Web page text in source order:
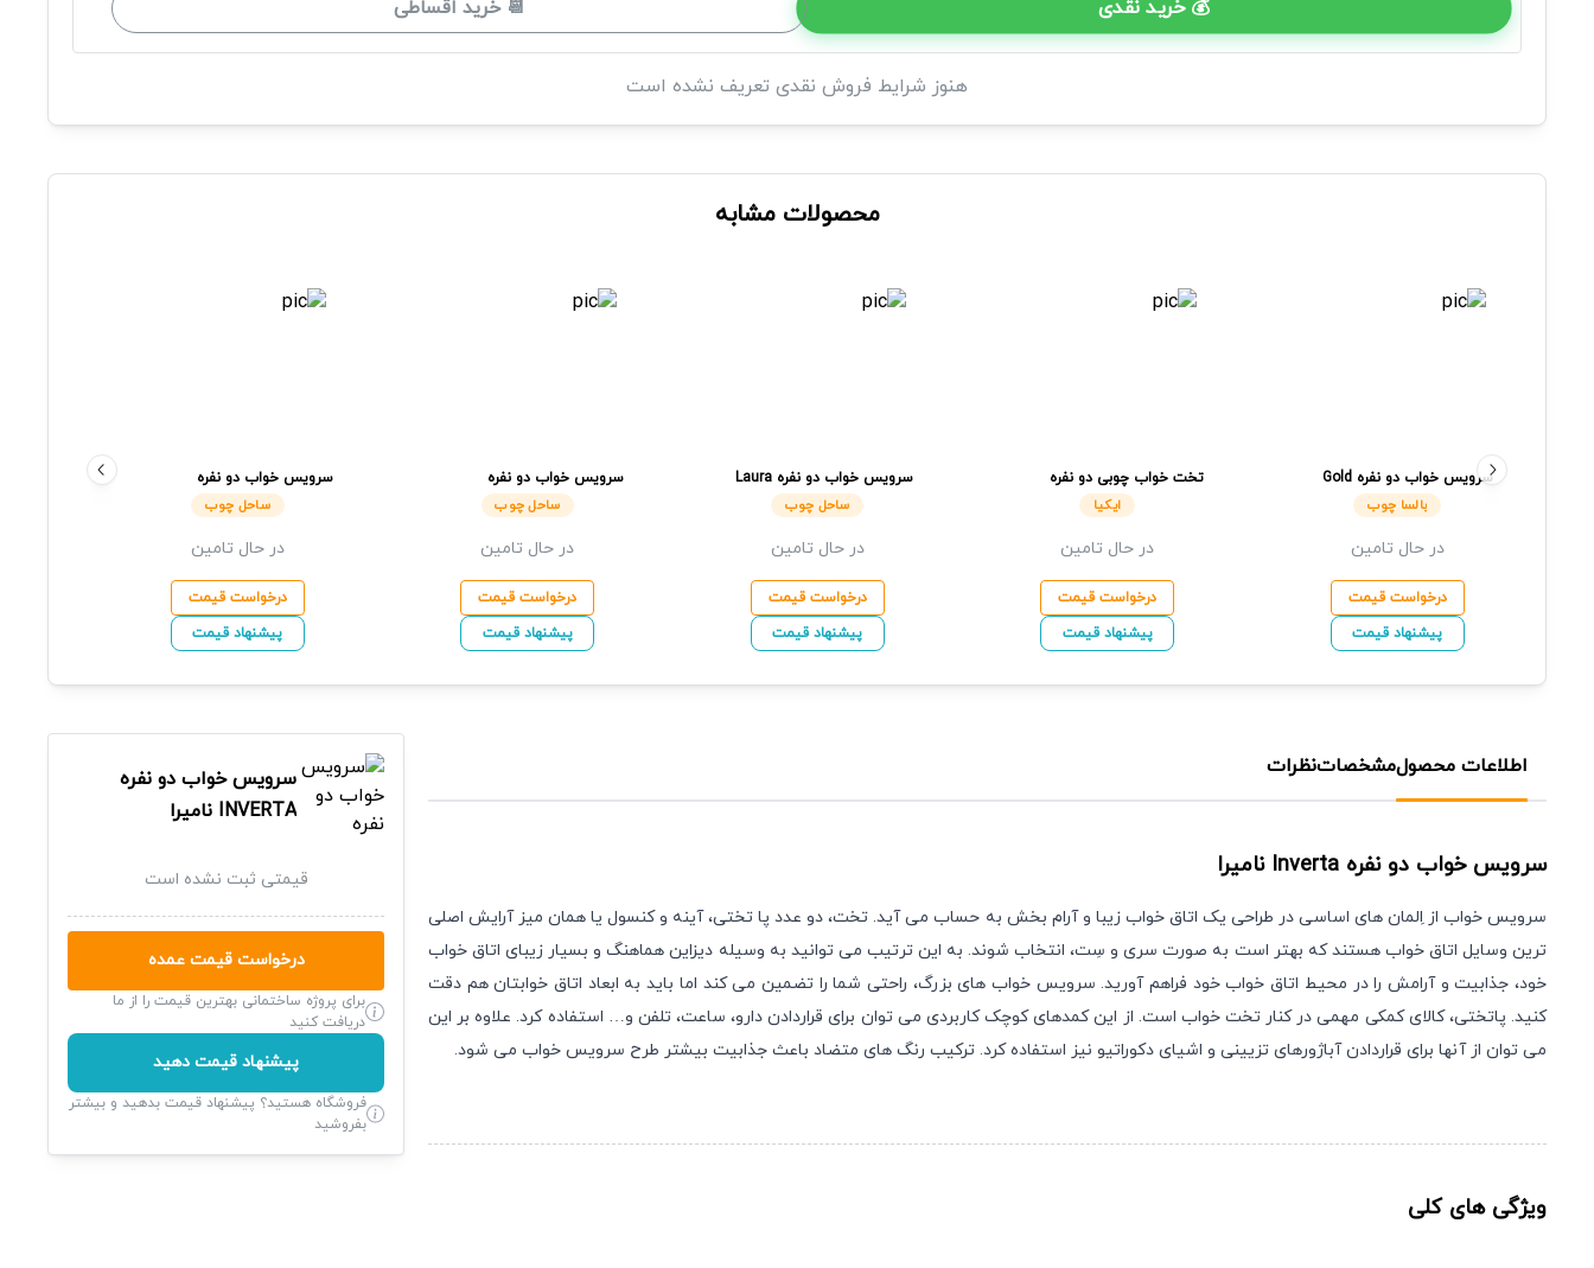
💰 خرید نقدی 📆 خرید اقساطی
هنوز شرایط فروش نقدی تعریف نشده است
محصولات مشابه
سرویس خواب دو نفره Gold
بالسا چوب بالسا چوب
در حال تامین
درخواست قیمت
پیشنهاد قیمت
تخت خواب چوبی دو نفره
NEIDEN LUROY ایکیاایکیا
در حال تامین
درخواست قیمت
پیشنهاد قیمت
سرویس خواب دو نفره Laura
ساحل چوبساحل چوب
در حال تامین
درخواست قیمت
پیشنهاد قیمت
سرویس خواب دو نفره
Romantic ساحل چوب
ساحل چوب
در حال تامین
درخواست قیمت
پیشنهاد قیمت
سرویس خواب دو نفره
Elegance ساحل چوب
ساحل چوب
در حال تامین
درخواست قیمت
پیشنهاد قیمت
اطلاعات محصولمشخصاتنظرات
سرویس خواب دو نفره Inverta نامیرا
سرویس خواب از اِلمان های اساسی در طراحی یک اتاق خواب زیبا و آرام بخش به حساب می آید. تخت، دو عدد پا تختی، آینه و کنسول یا همان میز آرایش اصلی
ترین وسایل اتاق خواب هستند که بهتر است به صورت سری و سِت، انتخاب شوند. به این ترتیب می توانید به وسیله دیزاین هماهنگ و بسیار زیبای اتاق خواب
خود، جذابیت و آرامش را در محیط اتاق خواب خود فراهم آورید. سرویس خواب های بزرگ، راحتی شما را تضمین می کند اما باید به ابعاد اتاق خوابتان هم دقت
کنید. پاتختی، کالای کمکی مهمی در کنار تخت خواب است. از این کمدهای کوچک کاربردی می توان برای قراردادن دارو، ساعت، تلفن و… استفاده کرد. علاوه بر این
می توان از آنها برای قراردادن آباژورهای تزیینی و اشیای دکوراتیو نیز استفاده کرد. ترکیب رنگ های متضاد باعث جذابیت بیشتر طرح سرویس خواب می شود.
ویژگی های کلی
سرویس خواب دو نفره
INVERTA نامیرا
قیمتی ثبت نشده است
درخواست قیمت عمده
برای پروژه ساختمانی بهترین قیمت را از ما
دریافت کنید
پیشنهاد قیمت دهید
فروشگاه هستید؟ پیشنهاد قیمت بدهید و بیشتر
بفروشید